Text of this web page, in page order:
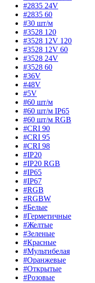
#2835 24V
#2835 60
#30 шт/м
#3528 120
#3528 12V 120
#3528 12V 60
#3528 24V
#3528 60
#36V
#48V
#5V
#60 шт/м
#60 шт/м IP65
#60 шт/м RGB
#CRI 90
#CRI 95
#CRI 98
#IP20
#IP20 RGB
#IP65
#IP67
#RGB
#RGBW
#Белые
#Герметичные
#Желтые
#Зеленые
#Красные
#Мультибелая
#Оранжевые
#Открытые
#Розовые